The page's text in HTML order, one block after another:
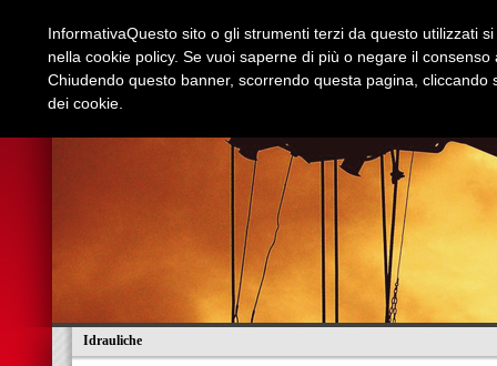
Idrauliche
InformativaQuesto sito o gli strumenti terzi da questo utilizzati
nella cookie policy. Se vuoi saperne di più o negare il
Chiudendo questo banner, scorrendo questa pagina,
dei cookie.